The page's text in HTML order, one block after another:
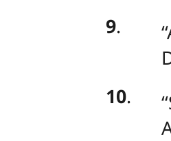
9.
10.